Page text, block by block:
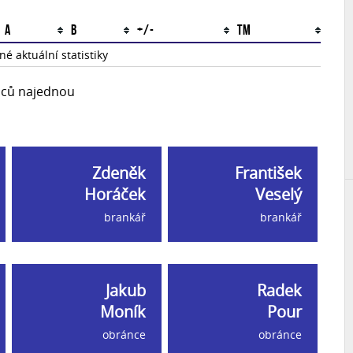
A B +/- TM
aktuální statistiky
najednou
Zdeněk
Horáček
brankář
František
Veselý
brankář
Jakub
Moník
obránce
Radek
Pour
obránce